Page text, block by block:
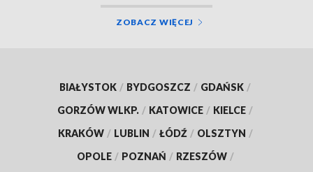
ZOBACZ WIĘCEJ
BIAŁYSTOK / BYDGOSZCZ / GDAŃSK /
GORZÓW WLKP. / KATOWICE / KIELCE /
KRAKÓW / LUBLIN / ŁÓDŹ / OLSZTYN /
OPOLE / POZNAŃ / RZESZÓW /